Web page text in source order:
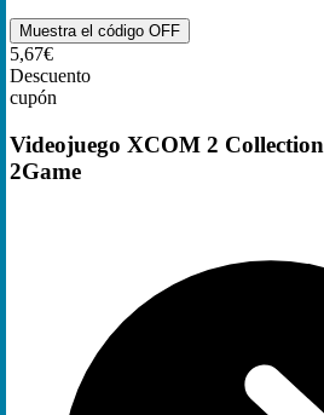
Muestra el código OFF
5,67€
Descuento
cupón
Videojuego XCOM 2
2Game